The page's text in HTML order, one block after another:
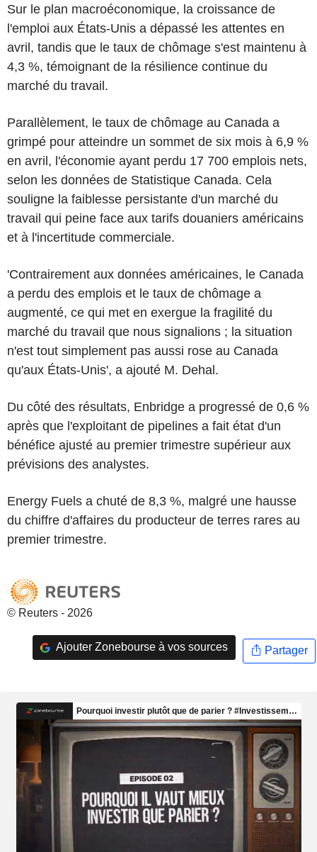
Sur le plan macroéconomique, la croissance de
l'emploi aux États-Unis a dépassé les attentes en
avril, tandis que le taux de chômage s'est maintenu à
4,3 %, témoignant de la résilience continue du
marché du travail.
Parallèlement, le taux de chômage au Canada a
grimpé pour atteindre un sommet de six mois à 6,9 %
en avril, l'économie ayant perdu 17 700 emplois nets,
selon les données de Statistique Canada. Cela
souligne la faiblesse persistante d'un marché du
travail qui peine face aux tarifs douaniers américains
et à l'incertitude commerciale.
'Contrairement aux données américaines, le Canada
a perdu des emplois et le taux de chômage a
augmenté, ce qui met en exergue la fragilité du
marché du travail que nous signalions ; la situation
n'est tout simplement pas aussi rose au Canada
qu'aux États-Unis', a ajouté M. Dehal.
Du côté des résultats, Enbridge a progressé de 0,6 %
après que l'exploitant de pipelines a fait état d'un
bénéfice ajusté au premier trimestre supérieur aux
prévisions des analystes.
Energy Fuels a chuté de 8,3 %, malgré une hausse
du chiffre d'affaires du producteur de terres rares au
premier trimestre.
© Reuters - 2026
Ajouter Zonebourse à vos sources Partager